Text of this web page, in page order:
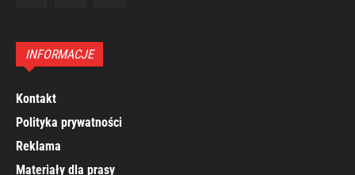
INFORMACJE
Kontakt
Polityka prywatności
Reklama
Materiały dla prasy